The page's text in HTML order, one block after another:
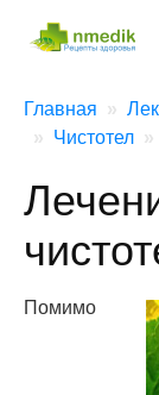
Главная
Чистотел
Помимо